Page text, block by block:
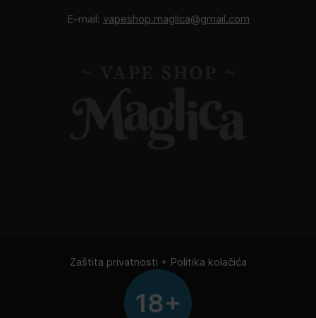
E-mail: vapeshop.maglica@gmail.com
Zaštita privatnosti • Politika kolačića
18+